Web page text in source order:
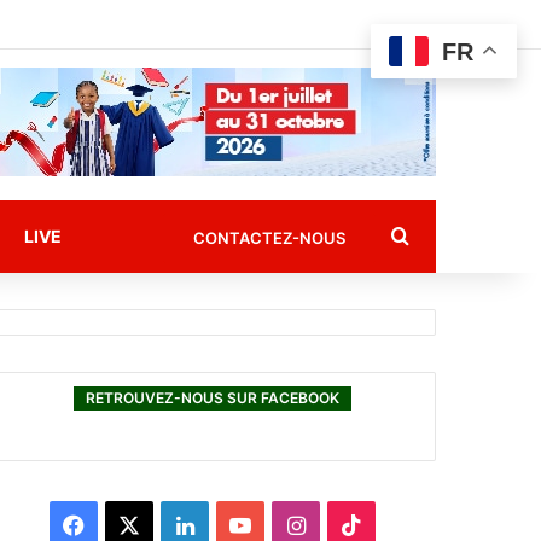
LIVE CONTACTEZ-NOUS Rechercher
RETROUVEZ-NOUS SUR FACEBOOK
L
I
FR